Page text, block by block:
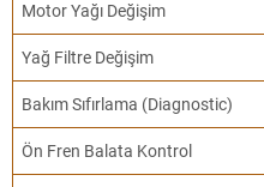
Motor Yağı Değişim
Yağ Filtre Değişim
Bakım Sıfırlama (Diagnostic)
Ön Fren Balata Kontrol